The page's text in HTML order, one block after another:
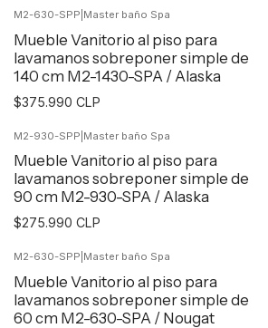
M2-630-SPP Master baño Spa
Mueble Vanitorio al piso para
lavamanos sobreponer simple de
140 cm M2-1430-SPA / Alaska
$375.990 CLP
M2-930-SPP Master baño Spa
Mueble Vanitorio al piso para
lavamanos sobreponer simple de
90 cm M2-930-SPA / Alaska
$275.990 CLP
M2-630-SPP Master baño Spa
Mueble Vanitorio al piso para
lavamanos sobreponer simple de
60 cm M2-630-SPA / Nougat